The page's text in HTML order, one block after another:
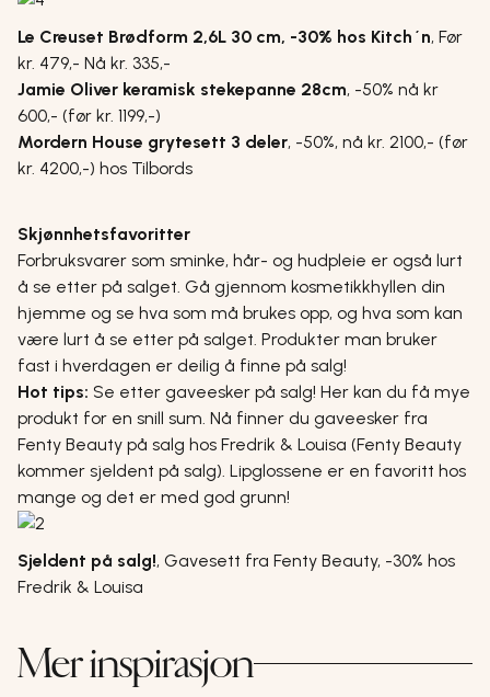
Le Creuset Brødform 2,6L 30 cm, -30% hos Kitch´n, Før
kr. 479,- Nå kr. 335,-
Jamie Oliver keramisk stekepanne 28cm, -50% nå kr
600,- (før kr. 1199,-)
Mordern House grytesett 3 deler, -50%, nå kr. 2100,- (før
kr. 4200,-) hos Tilbords
Skjønnhetsfavoritter
Forbruksvarer som sminke, hår- og hudpleie er også lurt
å se etter på salget. Gå gjennom kosmetikkhyllen din
hjemme og se hva som må brukes opp, og hva som kan
være lurt å se etter på salget. Produkter man bruker
fast i hverdagen er deilig å finne på salg!
Hot tips: Se etter gaveesker på salg! Her kan du få mye
produkt for en snill sum. Nå finner du gaveesker fra
Fenty Beauty på salg hos Fredrik & Louisa (Fenty Beauty
kommer sjeldent på salg). Lipglossene er en favoritt hos
mange og det er med god grunn!
Sjeldent på salg!, Gavesett fra Fenty Beauty, -30% hos
Fredrik & Louisa
Mer inspirasjon